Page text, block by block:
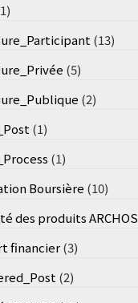
(13)
(5)
(2)
(1)
(1)
Boursière (10)
des produits ARCHOS
financier(3)
(2)